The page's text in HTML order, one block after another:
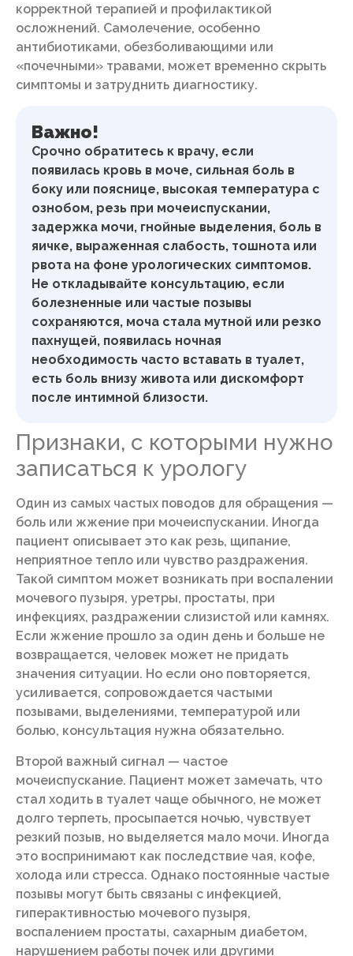
корректной терапией и профилактикой
осложнений. Самолечение, особенно
антибиотиками, обезболивающими или
«почечными» травами, может временно скрыть
симптомы и затруднить диагностику.
Важно!
Срочно обратитесь к врачу, если
появилась кровь в моче, сильная боль в
боку или пояснице, высокая температура с
ознобом, резь при мочеиспускании,
задержка мочи, гнойные выделения, боль в
яичке, выраженная слабость, тошнота или
рвота на фоне урологических симптомов.
Не откладывайте консультацию, если
болезненные или частые позывы
сохраняются, моча стала мутной или резко
пахнущей, появилась ночная
необходимость часто вставать в туалет,
есть боль внизу живота или дискомфорт
после интимной близости.
Признаки, с которыми нужно
записаться к урологу
Один из самых частых поводов для обращения —
боль или жжение при мочеиспускании. Иногда
пациент описывает это как резь, щипание,
неприятное тепло или чувство раздражения.
Такой симптом может возникать при воспалении
мочевого пузыря, уретры, простаты, при
инфекциях, раздражении слизистой или камнях.
Если жжение прошло за один день и больше не
возвращается, человек может не придать
значения ситуации. Но если оно повторяется,
усиливается, сопровождается частыми
позывами, выделениями, температурой или
болью, консультация нужна обязательно.
Второй важный сигнал — частое
мочеиспускание. Пациент может замечать, что
стал ходить в туалет чаще обычного, не может
долго терпеть, просыпается ночью, чувствует
резкий позыв, но выделяется мало мочи. Иногда
это воспринимают как последствие чая, кофе,
холода или стресса. Однако постоянные частые
позывы могут быть связаны с инфекцией,
гиперактивностью мочевого пузыря,
воспалением простаты, сахарным диабетом,
нарушением работы почек или другими